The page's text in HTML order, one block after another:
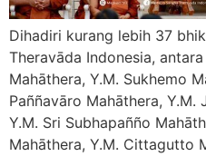
Dihadiri kurang lebih 37
Theravāda Indonesia,
Mahāthera, Y.M. Sukhemo
Paññavāro Mahāthera,
Y.M. Sri Subhapañño
Mahāthera, Y.M. Cittagutto